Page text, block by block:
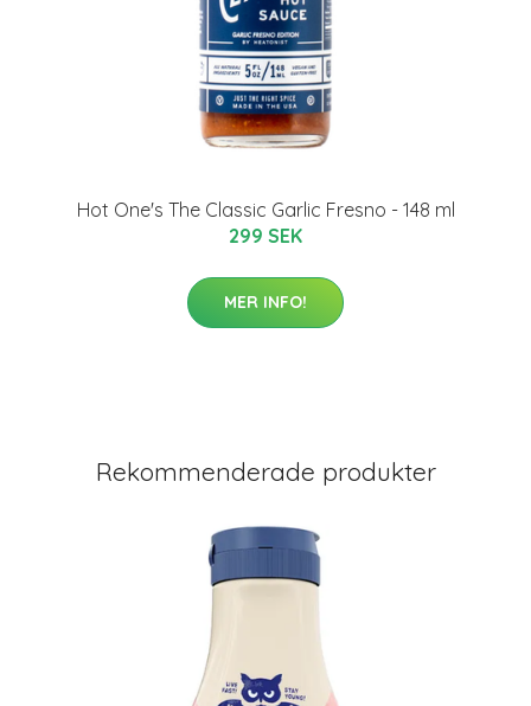
Hot One's The Classic Garlic Fresno - 148 ml
299 SEK
MER INFO!
Rekommenderade produkter